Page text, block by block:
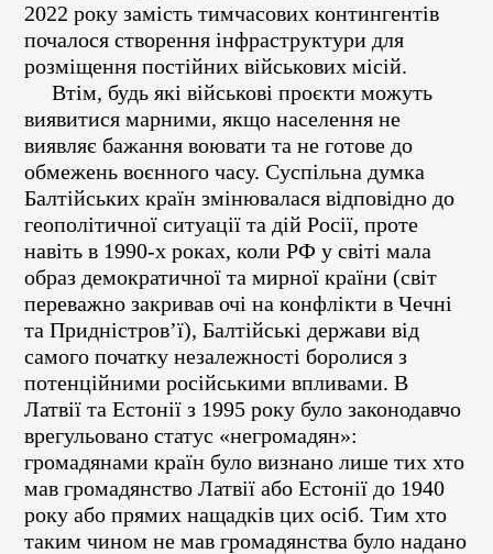
2022 року замість тимчасових контингентів
почалося створення інфраструктури для
розміщення постійних військових місій.
Втім, будь які військові проєкти можуть
виявитися марними, якщо населення не
виявляє бажання воювати та не готове до
обмежень воєнного часу. Суспільна думка
Балтійських країн змінювалася відповідно до
геополітичної ситуації та дій Росії, проте
навіть в 1990-х роках, коли РФ у світі мала
образ демократичної та мирної країни (світ
переважно закривав очі на конфлікти в Чечні
та Придністров’ї), Балтійські держави від
самого початку незалежності боролися з
потенційними російськими впливами. В
Латвії та Естонії з 1995 року було законодавчо
врегульовано статус «негромадян»:
громадянами країн було визнано лише тих хто
мав громадянство Латвії або Естонії до 1940
року або прямих нащадків цих осіб. Тим хто
таким чином не мав громадянства було надано